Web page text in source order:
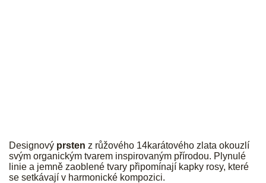
Designový prsten z růžového 14karátového zlata okouzlí
svým organickým tvarem inspirovaným přírodou. Plynulé
linie a jemně zaoblené tvary připomínají kapky rosy, které
se setkávají v harmonické kompozici.